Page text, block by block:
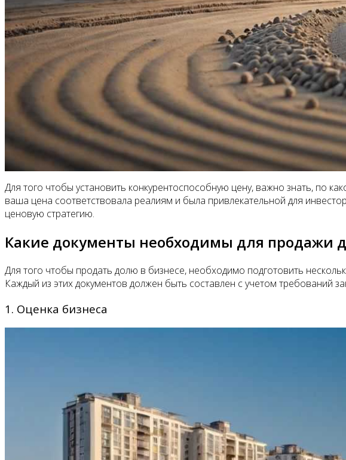
Для того чтобы установить конкурентоспособную цену, важно знать, по
ваша цена соответствовала реалиям и была привлекательной для
ценовую стратегию.
Какие документы необходимы для продажи
Для того чтобы продать долю в бизнесе, необходимо подготовить
Каждый из этих документов должен быть составлен с учетом требований
1. Оценка бизнеса